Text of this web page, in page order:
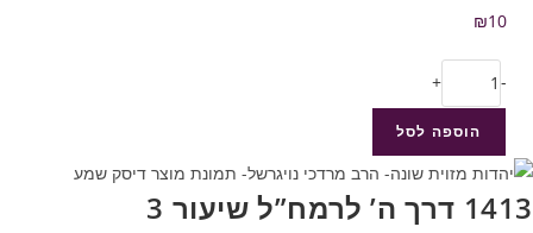
₪10
-
+
הוספה לסל
1413 דרך ה’ לרמח”ל שיעור 3